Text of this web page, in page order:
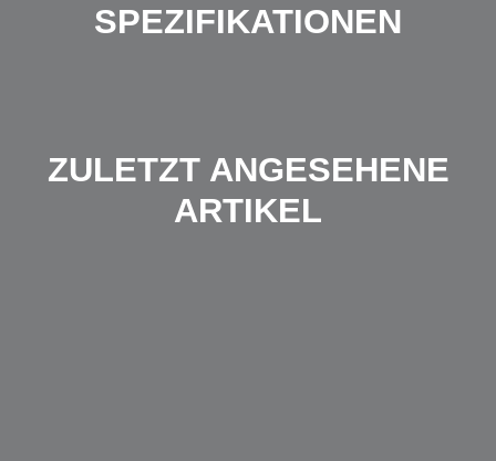
SPEZIFIKATIONEN
ZULETZT ANGESEHENE
ARTIKEL